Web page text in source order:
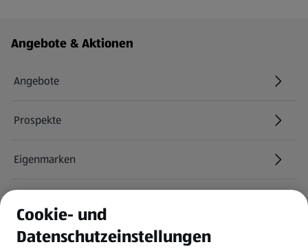
Fußzeilenmenü - weitere Links
Angebote & Aktionen
Angebote
Prospekte
Eigenmarken
Newsletter
Cookie- und
Datenschutzeinstellungen